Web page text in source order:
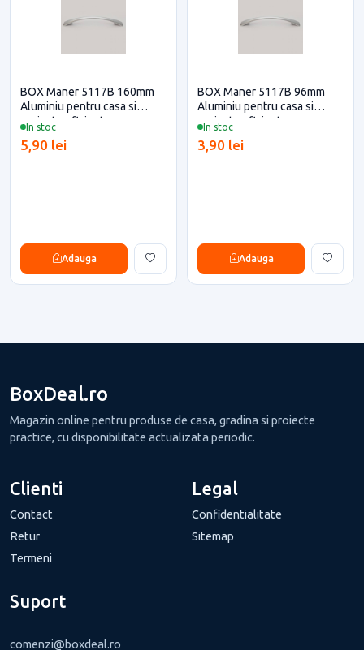
In stoc
BOX Maner 5117B 160mm
Aluminiu pentru casa si
proiecte eficiente
5,90 lei
Adauga
In stoc
BOX Maner 5117B 96mm
Aluminiu pentru casa si
proiecte eficiente
3,90 lei
Adauga
BoxDeal.ro
Magazin online pentru produse de casa, gradina si proiecte
practice, cu disponibilitate actualizata periodic.
Clienti
Contact
Retur
Termeni
Legal
Confidentialitate
Sitemap
Suport
comenzi@boxdeal.ro